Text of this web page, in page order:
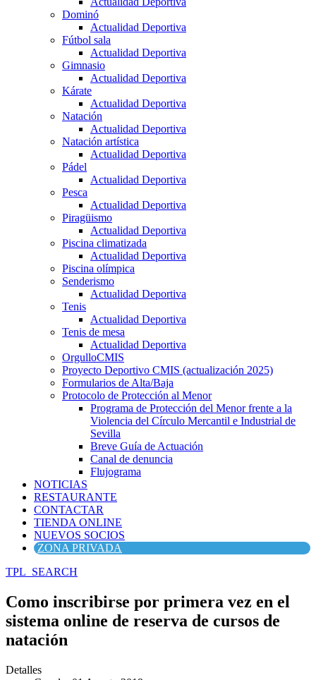
Dominó
Actualidad Deportiva
Fútbol sala
Actualidad Deportiva
Gimnasio
Actualidad Deportiva
Kárate
Actualidad Deportiva
Natación
Actualidad Deportiva
Natación artística
Actualidad Deportiva
Pádel
Actualidad Deportiva
Pesca
Actualidad Deportiva
Piragüismo
Actualidad Deportiva
Piscina climatizada
Actualidad Deportiva
Piscina olímpica
Senderismo
Actualidad Deportiva
Tenis
Actualidad Deportiva
Tenis de mesa
Actualidad Deportiva
OrgulloCMIS
Proyecto Deportivo CMIS (actualización 2025)
Formularios de Alta/Baja
Protocolo de Protección al Menor
Programa de Protección del Menor frente a la
Violencia del Círculo Mercantil e Industrial de
Sevilla
Breve Guía de Actuación
Canal de denuncia
Flujograma
NOTICIAS
RESTAURANTE
CONTACTAR
TIENDA ONLINE
NUEVOS SOCIOS
ZONA PRIVADA
TPL_SEARCH
Como inscribirse por primera vez en el
sistema online de reserva de cursos de
natación
Detalles